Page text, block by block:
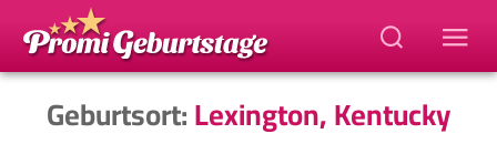
Geburtsort:Lexington, Kentucky